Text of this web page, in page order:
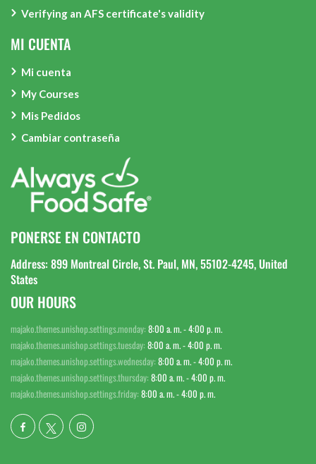
Verifying an AFS certificate's validity
MI CUENTA
Mi cuenta
My Courses
Mis Pedidos
Cambiar contraseña
PONERSE EN CONTACTO
Address: 899 Montreal Circle, St. Paul, MN, 55102-4245, United
States
OUR HOURS
majako.themes.unishop.settings.monday: 8:00 a. m. - 4:00 p. m.
majako.themes.unishop.settings.tuesday: 8:00 a. m. - 4:00 p. m.
majako.themes.unishop.settings.wednesday: 8:00 a. m. - 4:00 p. m.
majako.themes.unishop.settings.thursday: 8:00 a. m. - 4:00 p. m.
majako.themes.unishop.settings.friday: 8:00 a. m. - 4:00 p. m.